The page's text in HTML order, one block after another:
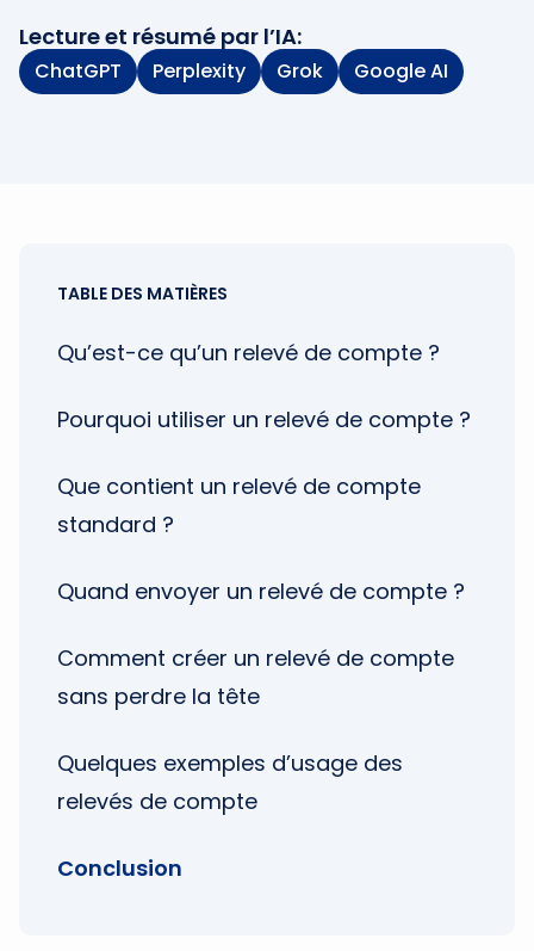
Lecture et résumé par l’IA:
ChatGPT Perplexity Grok Google AI
TABLE DES MATIÈRES
Qu’est-ce qu’un relevé de compte ?
Pourquoi utiliser un relevé de compte ?
Que contient un relevé de compte
standard ?
Quand envoyer un relevé de compte ?
Comment créer un relevé de compte
sans perdre la tête
Quelques exemples d’usage des
relevés de compte
Conclusion